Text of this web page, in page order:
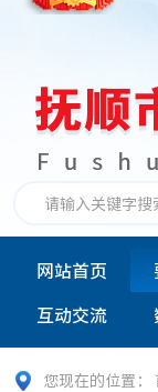
网站首页
互动交流
您现在的位置：